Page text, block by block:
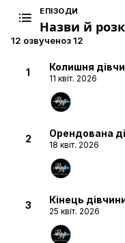
ЕПІЗОДИ
Назви й
12 озвученоз 12
1 Колишня
11 квіт. 2026
2 Орендована
18 квіт. 2026
3 Кінець
25 квіт. 2026